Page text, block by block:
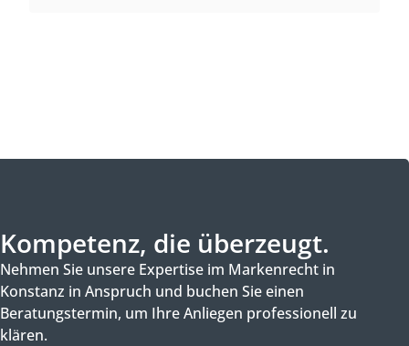
Kompetenz, die überzeugt.
Nehmen Sie unsere Expertise im Markenrecht in
Konstanz in Anspruch und buchen Sie einen
Beratungstermin, um Ihre Anliegen professionell zu
klären.